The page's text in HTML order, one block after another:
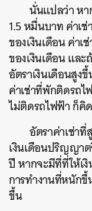
นั่นแปลว่า ห
1.5 หมื่นบาท ค่าเ
ของเงินเดือน ค่า
ของเงินเดือน แล
อัตราเงินเดือนสู
ค่าเช่าที่พักติดรถ
ไม่ติดรถไฟฟ้า ก็คิ
อัตราค่าเช่า
เงินเดือนปริญญา
ปี หากจะมีที่ที่ให้เ
การทำงานที่หนัก
ขึ้น